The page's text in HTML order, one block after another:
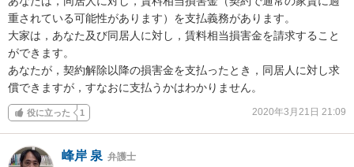
重されている可能性があります）を支払義務があります。
大家は，あなた及び同居人に対し，賃料相当損害金を請求すること
ができます。
あなたが，契約解除以降の損害金を支払ったとき，同居人に対し求
償できますが，すなおに支払うかはわかりません。
役に立った 1 2020年3月21日 21:09
峰岸 泉 弁護士